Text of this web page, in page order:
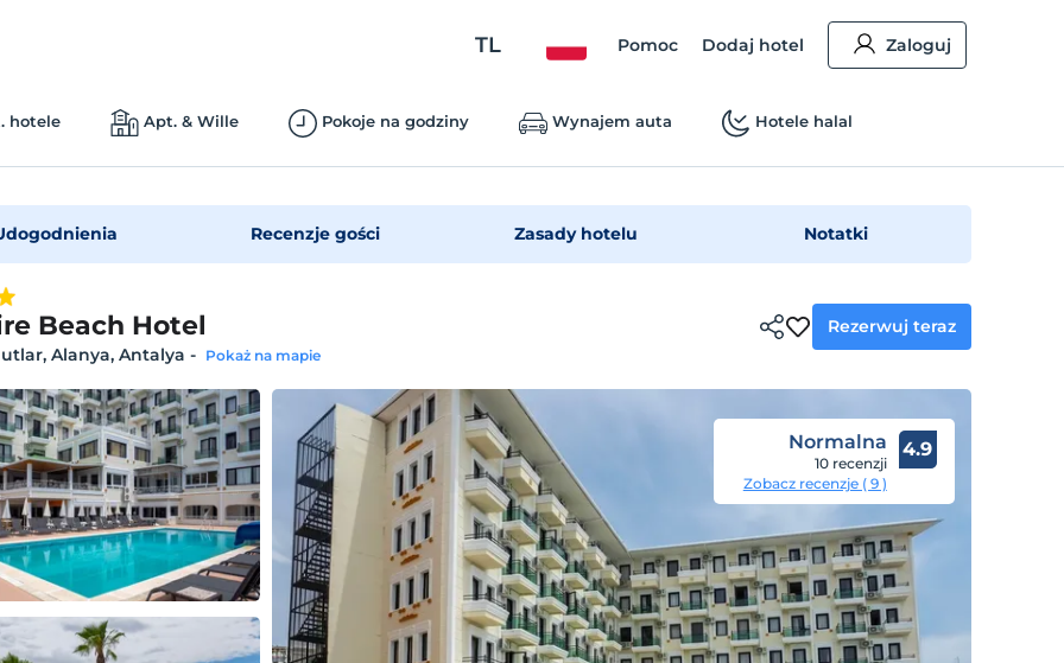
TL Pomoc Dodaj hotel Zaloguj
hotele Apt. & Wille Pokoje na godziny Wynajem auta Hotele halal
Recenzje gości Zasady hotelu Notatki
Beach Hotel
Alanya, Antalya - Pokaż na mapie
Rezerwuj teraz
Normalna
10 recenzji
Zobacz recenzje ( 9 )
4.9